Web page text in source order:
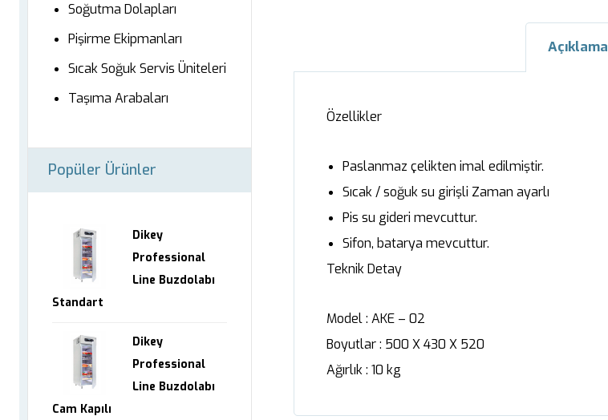
Açıklama
Özellikler
Paslanmaz çelikten imal edilmiştir.
Sıcak / soğuk su girişli Zaman ayarlı
Pis su gideri mevcuttur.
Sifon, batarya mevcuttur.
Teknik Detay
Model : AKE – 02
Boyutlar : 500 X 430 X 520
Ağırlık : 10 kg
Soğutma Dolapları
Pişirme Ekipmanları
Sıcak Soğuk Servis Üniteleri
Taşıma Arabaları
Popüler Ürünler
Dikey
Professional
Line Buzdolabı
Standart
Dikey
Professional
Line Buzdolabı
Cam Kapılı